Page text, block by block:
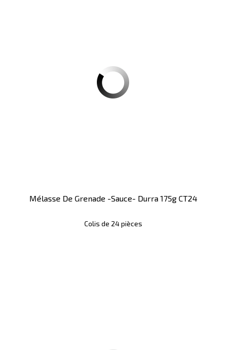
Mélasse De Grenade -sauce- Durra 175g CT24
Colis de 24 pièces